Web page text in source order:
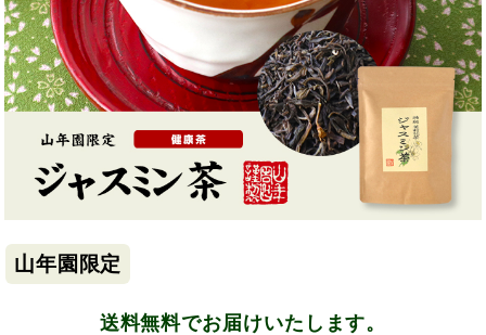
山年園限定
送料無料でお届けいたします。